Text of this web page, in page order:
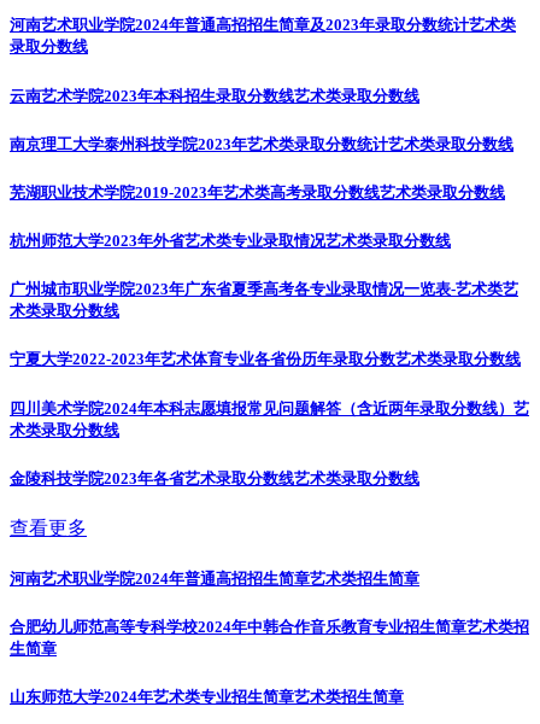
河南艺术职业学院2024年普通高招招生简章及2023年录取分数统计艺术类
录取分数线
云南艺术学院2023年本科招生录取分数线艺术类录取分数线
南京理工大学泰州科技学院2023年艺术类录取分数统计艺术类录取分数线
芜湖职业技术学院2019-2023年艺术类高考录取分数线艺术类录取分数线
杭州师范大学2023年外省艺术类专业录取情况艺术类录取分数线
广州城市职业学院2023年广东省夏季高考各专业录取情况一览表-艺术类艺
术类录取分数线
宁夏大学2022-2023年艺术体育专业各省份历年录取分数艺术类录取分数线
四川美术学院2024年本科志愿填报常见问题解答（含近两年录取分数线） 艺
术类录取分数线
金陵科技学院2023年各省艺术录取分数线艺术类录取分数线
查看更多
河南艺术职业学院2024年普通高招招生简章艺术类招生简章
合肥幼儿师范高等专科学校2024年中韩合作音乐教育专业招生简章艺术类招
生简章
山东师范大学2024年艺术类专业招生简章艺术类招生简章